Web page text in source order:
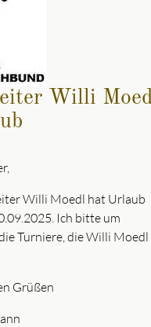
Willi
Willi Moedl hat Urlaub
Ich bitte um
Turniere, die Willi Moedl
Grüßen